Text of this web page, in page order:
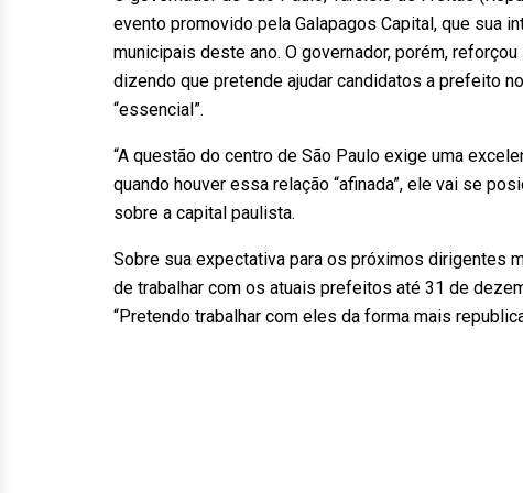
evento promovido pela Galapagos Capital, que sua
municipais deste ano. O governador, porém,
dizendo que pretende ajudar candidatos a prefeito
“essencial”.
“A questão do centro de São Paulo exige uma
quando houver essa relação “afinada”, ele vai se
sobre a capital paulista.
Sobre sua expectativa para os próximos dirigentes
de trabalhar com os atuais prefeitos até 31 de
“Pretendo trabalhar com eles da forma mais